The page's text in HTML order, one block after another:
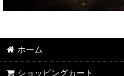
ホーム
ショッピングカート